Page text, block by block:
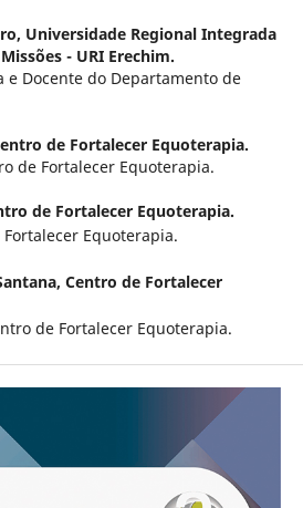
Universidade Regional Integrada
- URI Erechim.
e Docente do Departamento de
de Fortalecer Equoterapia.
de Fortalecer Equoterapia.
de Fortalecer Equoterapia.
Equoterapia.
Centro de Fortalecer
de Fortalecer Equoterapia.